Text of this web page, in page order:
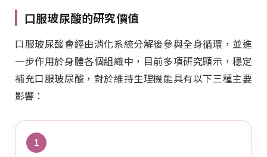
口服玻尿酸的研究價值
口服玻尿酸會經由消化系統分解後參與全身循環，並進
一步作用於身體各個組織中，目前多項研究顯示，穩定
補充口服玻尿酸，對於維持生理機能具有以下三種主要
影響：
1